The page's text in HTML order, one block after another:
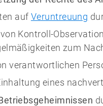
auf Veruntreuung
Kontroll-
zum
verantwortlichen
eines